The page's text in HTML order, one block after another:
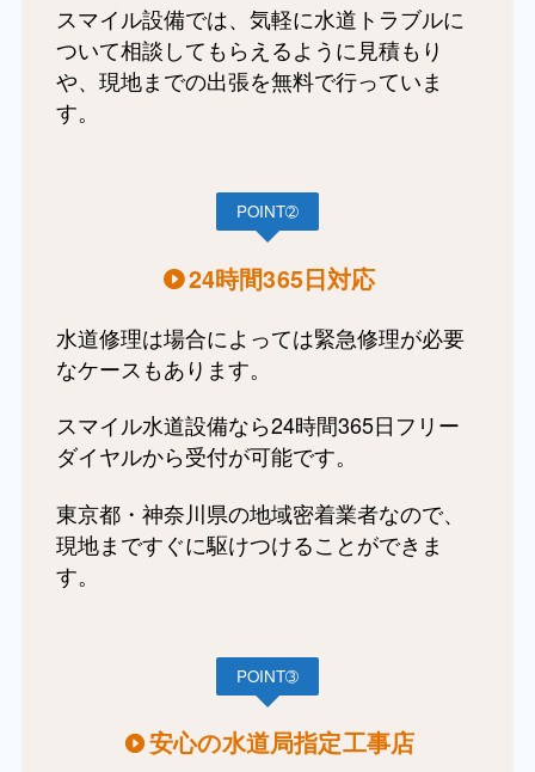
スマイル設備では、気軽に水道トラブルに
ついて相談してもらえるように見積もり
や、現地までの出張を無料で行っていま
す。
POINT➁
24時間365日対応
水道修理は場合によっては緊急修理が必要
なケースもあります。
スマイル水道設備なら24時間365日フリー
ダイヤルから受付が可能です。
東京都・神奈川県の地域密着業者なので、
現地まですぐに駆けつけることができま
す。
POINT➂
安心の水道局指定工事店